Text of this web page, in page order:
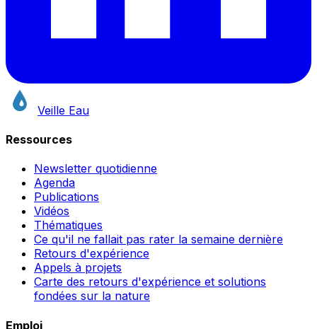
Veille Eau
Ressources
Newsletter quotidienne
Agenda
Publications
Vidéos
Thématiques
Ce qu'il ne fallait pas rater la semaine dernière
Retours d'expérience
Appels à projets
Carte des retours d'expérience et solutions
fondées sur la nature
Emploi